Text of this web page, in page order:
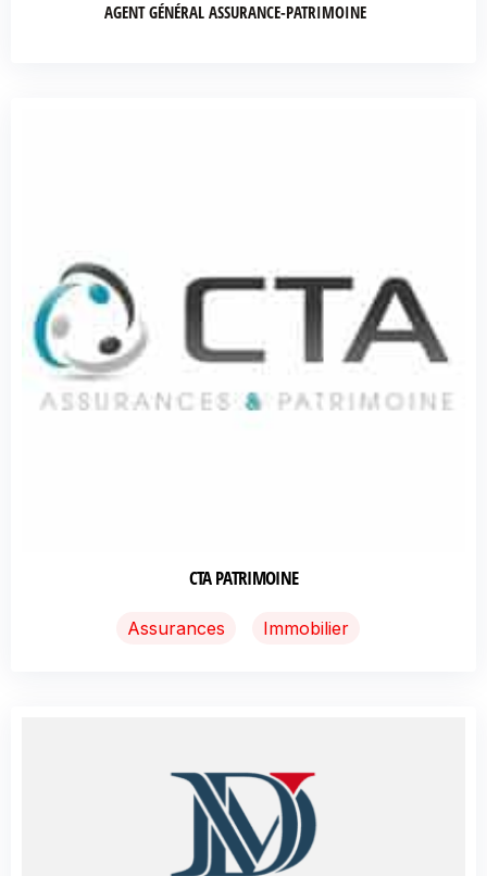
AGENT GÉNÉRAL ASSURANCE-PATRIMOINE
CTA PATRIMOINE
Assurances Immobilier